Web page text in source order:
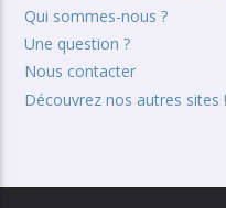
Qui sommes-nous ?
Une question ?
Nous contacter
Découvrez nos autres sites !